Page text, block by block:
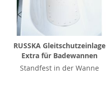
RUSSKA Gleitschutzeinlage
Extra für Badewannen
Standfest in der Wanne